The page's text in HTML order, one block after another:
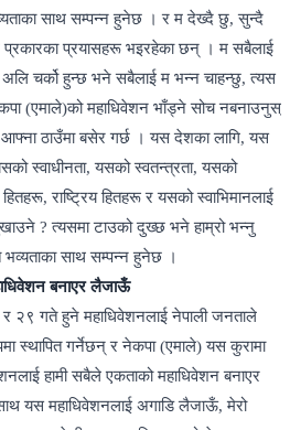
साथ सम्पन्न हुनेछ । र म देख्दै छु, सुन्दै
प्रकारका प्रयासहरू भइरहेका छन् । म सबैलाई
चर्को हुन्छ भने सबैलाई म भन्न चाहन्छु, त्यस
(एमाले)को महाधिवेशन भाँड्ने सोच नबनाउनुस्
ठाउँमा बसेर गर्छ । यस देशका लागि, यस
स्वाधीनता, यसको स्वतन्त्रता, यसको
राष्ट्रिय हितहरू र यसको स्वाभिमानलाई
? त्यसमा टाउको दुख्छ भने हाम्रो भन्नु
साथ सम्पन्न हुनेछ ।
बनाएर लैजाऊँ
२९ गते हुने महाधिवेशनलाई नेपाली जनताले
स्थापित गर्नेछन् र नेकपा (एमाले) यस कुरामा
हामी सबैले एकताको महाधिवेशन बनाएर
यस महाधिवेशनलाई अगाडि लैजाऊँ, मेरो